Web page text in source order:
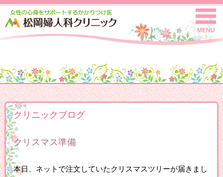
MENU
クリニックブログ
クリスマス準備
本日、ネットで注文していたクリスマスツリーが届きまし